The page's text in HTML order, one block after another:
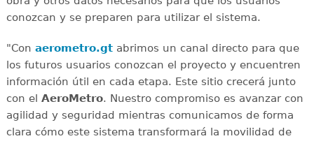
conozcan y se preparen para utilizar el sistema.
"Con aerometro.gtabrimos un canal directo para que
los futuros usuarios conozcan el proyecto y encuentren
información útil en cada etapa. Este sitio crecerá junto
con el AeroMetro. Nuestro compromiso es avanzar con
agilidad y seguridad mientras comunicamos de forma
clara cómo este sistema transformará la movilidad de